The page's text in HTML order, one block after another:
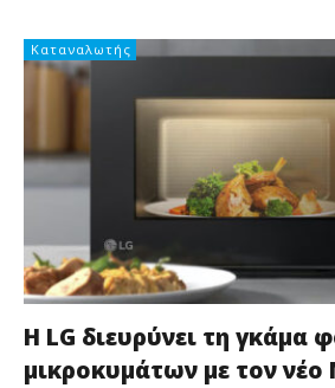
Καταναλωτής
Η LG διευρύνει τη γκάμα
μικροκυμάτων με τον νέο